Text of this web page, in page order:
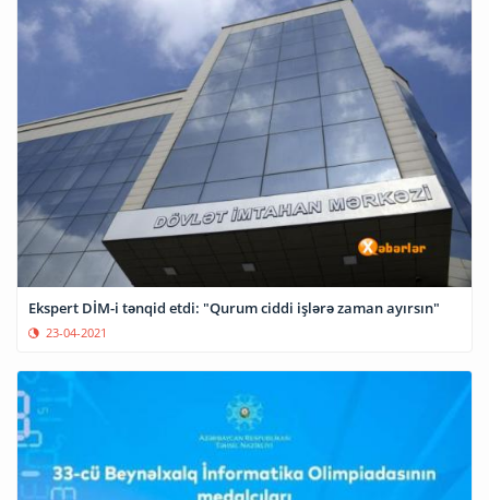
Ekspert DİM-i tənqid etdi: "Qurum ciddi işlərə zaman ayırsın"
23-04-2021